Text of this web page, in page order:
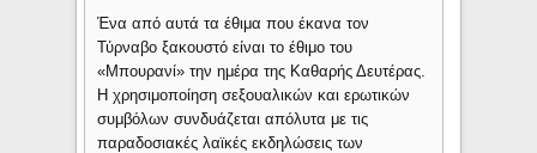
Ένα από αυτά τα έθιμα που έκανα τον
Τύρναβο ξακουστό είναι το έθιμο του
«Μπουρανί» την ημέρα της Καθαρής Δευτέρας.
Η χρησιμοποίηση σεξουαλικών και ερωτικών
συμβόλων συνδυάζεται απόλυτα με τις
παραδοσιακές λαϊκές εκδηλώσεις των